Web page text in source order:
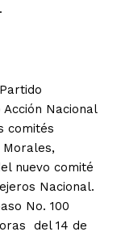
Nacional
comités
Morales,
nuevo comité
Nacional.
No. 100
del 14 de